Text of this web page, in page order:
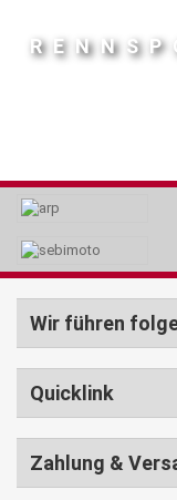
Wir führen
Quicklink
Zahlung &